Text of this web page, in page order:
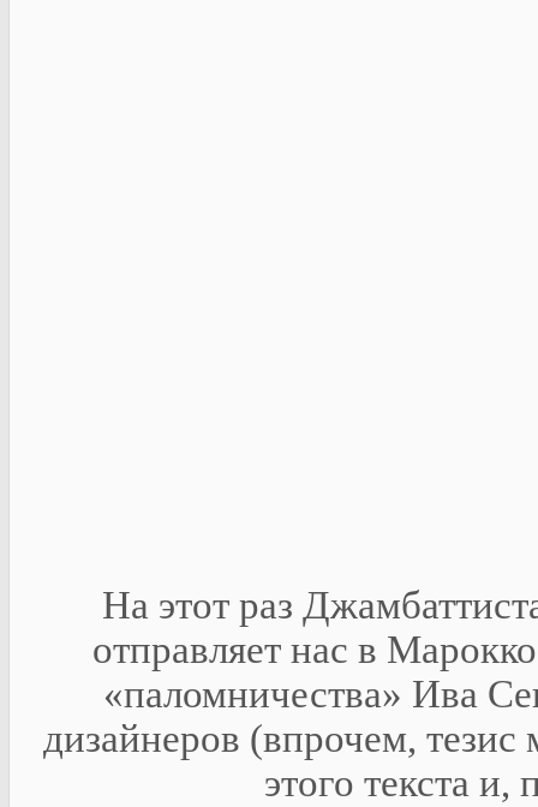
На этот раз
отправляет нас в
«паломничества» Ива
дизайнеров (впрочем,
этого текста